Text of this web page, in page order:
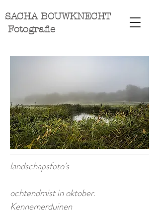
SACHA BOUWKNECHT
Fotografie
landschapsfoto's
ochtendmist in oktober.
Kennemerduinen